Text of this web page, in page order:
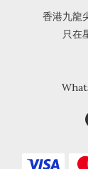
香港九龍
只在